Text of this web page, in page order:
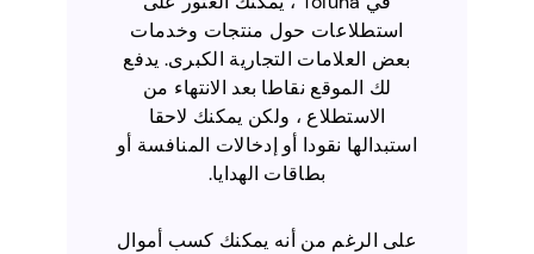
استطلاعات حول منتجات وخدمات
بعض العلامات التجارية الكبرى. يدفع
لك الموقع نقاطا بعد الانتهاء من
الاستطلاع ، ولكن يمكنك لاحقا
استبدالها نقودا أو إدخالات المنافسة أو
بطاقات الهدايا.
على الرغم من أنه يمكنك كسب أموال